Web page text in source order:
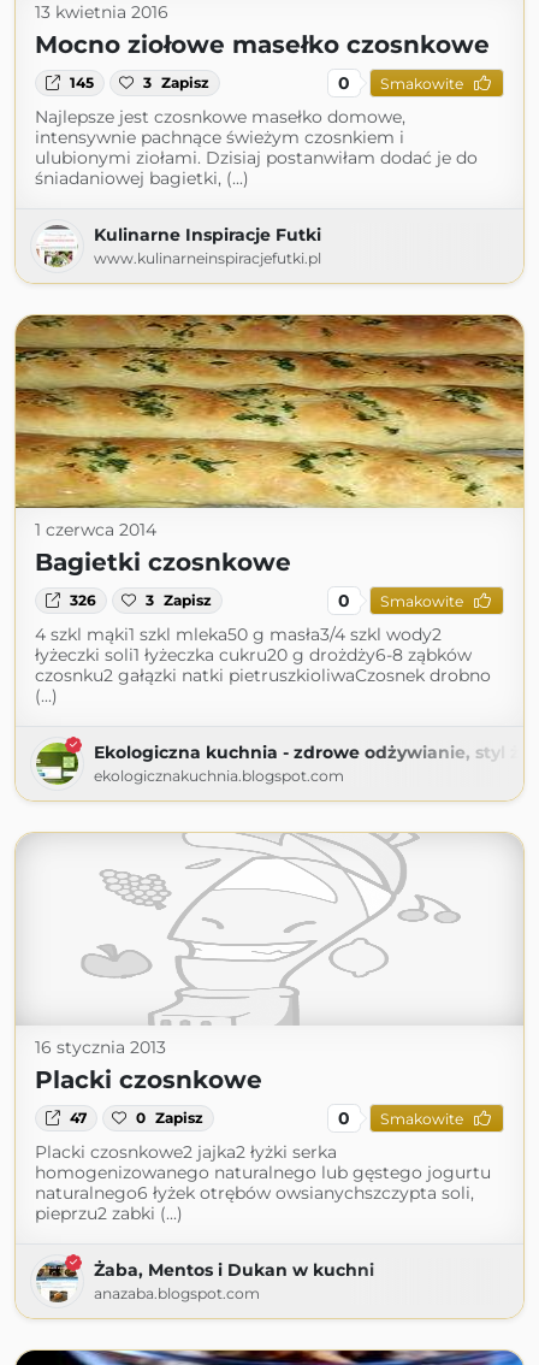
13 kwietnia 2016
Mocno ziołowe masełko czosnkowe
145 3 Zapisz 0 Smakowite
Najlepsze jest czosnkowe masełko domowe,
intensywnie pachnące świeżym czosnkiem i
ulubionymi ziołami. Dzisiaj postanwiłam dodać je do
śniadaniowej bagietki, (...)
Kulinarne Inspiracje Futki
www.kulinarneinspiracjefutki.pl
1 czerwca 2014
Bagietki czosnkowe
326 3 Zapisz 0 Smakowite
4 szkl mąki1 szkl mleka50 g masła3/4 szkl wody2
łyżeczki soli1 łyżeczka cukru20 g drożdży6-8 ząbków
czosnku2 gałązki natki pietruszkioliwaCzosnek drobno
(...)
Ekologiczna kuchnia - zdrowe odżywianie, styl
ekologicznakuchnia.blogspot.com
16 stycznia 2013
Placki czosnkowe
47 0 Zapisz 0 Smakowite
Placki czosnkowe2 jajka2 łyżki serka
homogenizowanego naturalnego lub gęstego jogurtu
naturalnego6 łyżek otrębów owsianychszczypta soli,
pieprzu2 zabki (...)
Żaba, Mentos i Dukan w kuchni
anazaba.blogspot.com